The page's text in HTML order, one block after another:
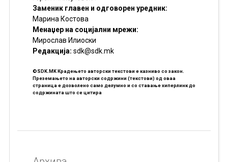
Заменик главен и одговорен уредник:
Марина Костова
Менаџер на социјални мрежи:
Мирослав Илиоски
Редакцијa: sdk@sdk.mk
©SDK.MK Крадењето авторски текстови е казниво со закон.
Преземањето на авторски содржини (текстови) од оваа
страница е дозволено само делумно и со ставање хиперлинк до
содржината што се цитира